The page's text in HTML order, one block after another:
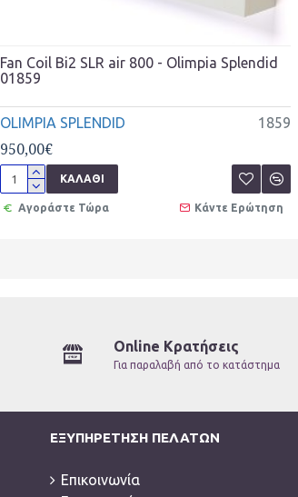
OLIMPIA SPLENDID 1859
Fan Coil Bi2 SLR air 800 - Olimpia Splendid
01859
950,00€
ΚΑΛΆΘΙ
Αγοράστε Τώρα Κάντε Ερώτηση
Online Κρατήσεις
Για παραλαβή από το κατάστημα
ΕΞΥΠΗΡΈΤΗΣΗ ΠΕΛΑΤΏΝ
Επικοινωνία